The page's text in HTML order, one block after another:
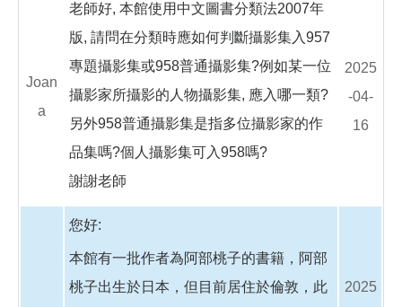
Joan
a
老師好, 本館使用中文圖書分類法2007年
版, 請問在分類時應如何判斷攝影集入957
專題攝影集或958普通攝影集?例如某一位
攝影家所攝影的人物攝影集, 應入哪一類?
另外958普通攝影集是指多位攝影家的作
品集嗎?個人攝影集可入958嗎?
謝謝老師
2025
-04-
16
您好:
本館有一批作者為阿部桃子的書籍，阿部
桃子出生於日本，但目前居住於倫敦，此
2025